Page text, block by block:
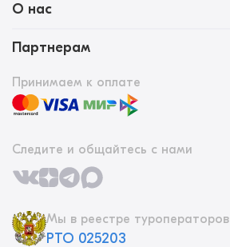
О нас
Партнерам
Принимаем к оплате
Следите и общайтесь с нами
Мы в реестре туроператоров
РТО 025203